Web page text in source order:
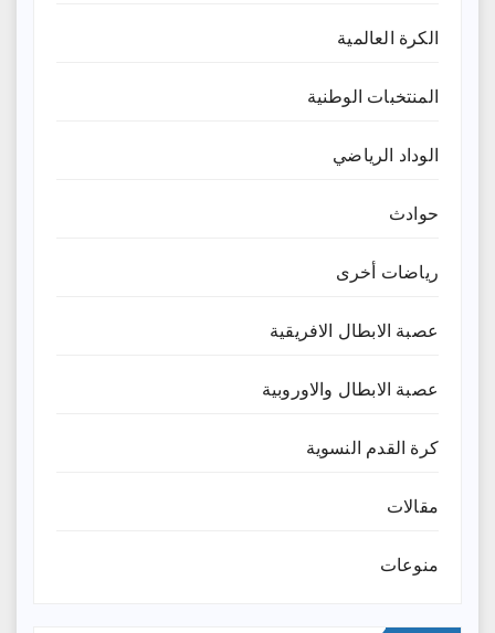
الكرة العالمية
المنتخبات الوطنية
الوداد الرياضي
حوادث
رياضات أخرى
عصبة الابطال الافريقية
عصبة الابطال والاوروبية
كرة القدم النسوية
مقالات
منوعات